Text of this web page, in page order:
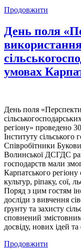
Продовжити
День поля
умовах
День поля
регіону» проведено
Інституту сільського
Співробітники
Волинської ДСГДС
господарств мали
Карпатського
культур, ріпаку, сої,
Поряд з цим гостям
досліди з вивчення
ґрунту та захисту
сповнений
досвіду, нових ідей
Продовжити